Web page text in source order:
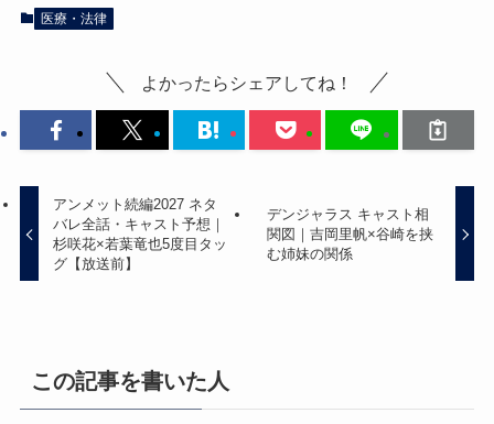
医療・法律
よかったらシェアしてね！
アンメット続編2027 ネタ
バレ全話・キャスト予想｜
杉咲花×若葉竜也5度目タッ
グ【放送前】
デンジャラス キャスト相
関図｜吉岡里帆×谷崎を挟
む姉妹の関係
この記事を書いた人